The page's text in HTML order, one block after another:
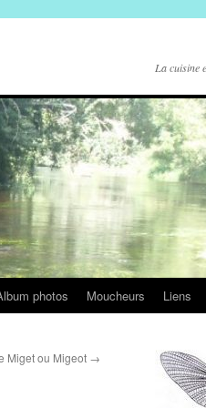
La cuisine
photos Moucheurs Liens
Miget ou Migeot →